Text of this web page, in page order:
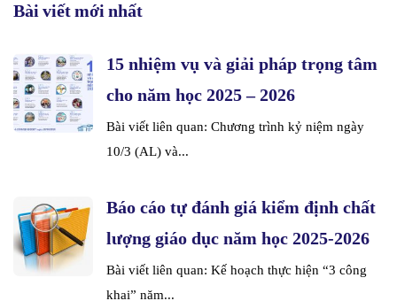
Bài viết mới nhất
15 nhiệm vụ và giải pháp trọng tâm
cho năm học 2025 – 2026
Bài viết liên quan: Chương trình kỷ niệm ngày
10/3 (AL) và...
Báo cáo tự đánh giá kiểm định chất
lượng giáo dục năm học 2025-2026
Bài viết liên quan: Kế hoạch thực hiện “3 công
khai” năm...